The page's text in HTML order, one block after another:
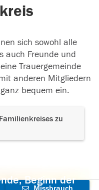
sich sowohl alle
auch Freunde und
Trauergemeinde
anderen Mitgliedern
bequem ein.
zu
Beginn der